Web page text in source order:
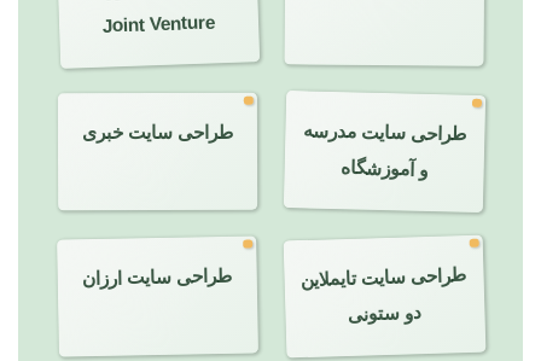
Joint Venture
طراحی سایت مدرسه
و آموزشگاه
طراحی سایت خبری
طراحی سایت تایملاین
دو ستونی
طراحی سایت ارزان